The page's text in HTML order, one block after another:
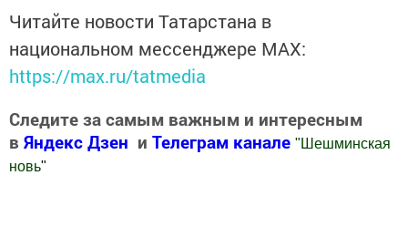
Читайте новости Татарстана в
национальном мессенджере MАХ:
https://max.ru/tatmedia
Следите за самым важным и интересным
в Яндекс Дзен и Телеграм канале " Шешминская
новь"